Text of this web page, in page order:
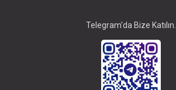
Telegram'da Bize Katılın.